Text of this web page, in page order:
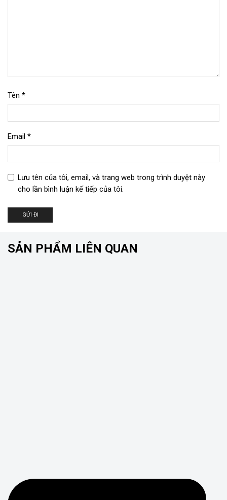
Tên *
Email *
Lưu tên của tôi, email, và trang web trong trình duyệt này
cho lần bình luận kế tiếp của tôi.
SẢN PHẨM LIÊN QUAN